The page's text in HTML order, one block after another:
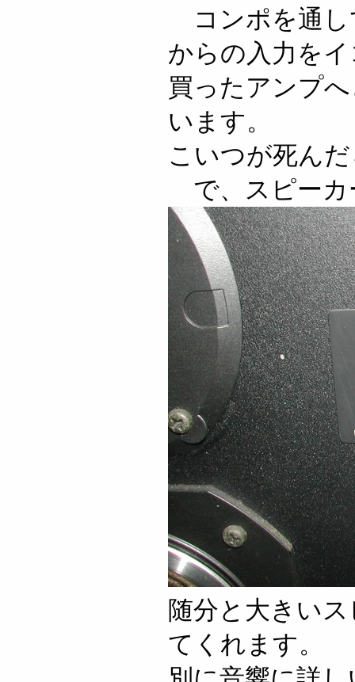
コンポを通し
からの入力を
買ったアンプ
います。
こいつが死ん
で、スピーカ
随分と大きい
てくれます。